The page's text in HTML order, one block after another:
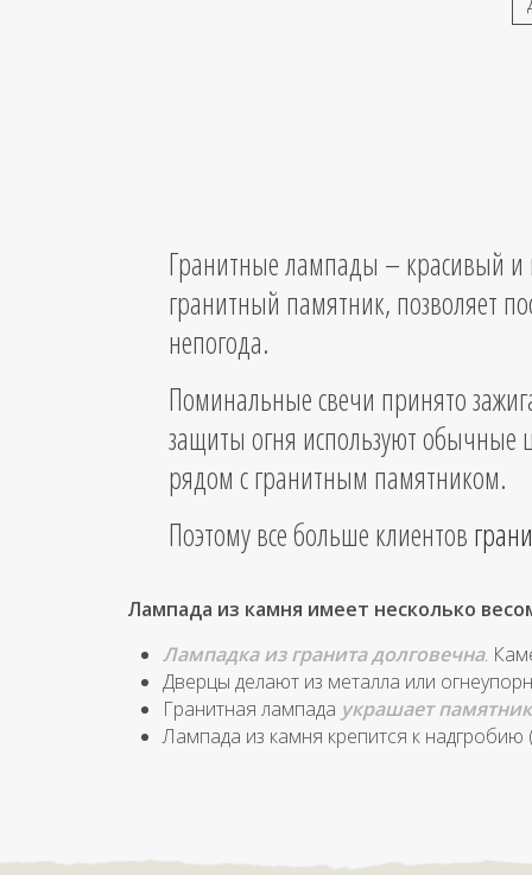
Гранитные лампады – красивый и
гранитный памятник, позволяет
непогода.
Поминальные свечи принято
защиты огня используют обычные
рядом с гранитным памятником.
Поэтому все больше клиентов
Лампада из камня имеет несколько
Лампадка из гранита долговечна.
Дверцы делают из металла или
Гранитная лампада украшает памятник
Лампада из камня крепится к